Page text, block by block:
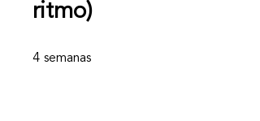
ritmo)
4 semanas